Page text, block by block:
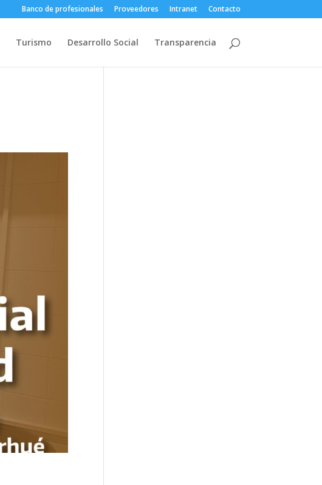
Banco de profesionales Proveedores Intranet Contacto
Turismo Desarrollo Social Transparencia